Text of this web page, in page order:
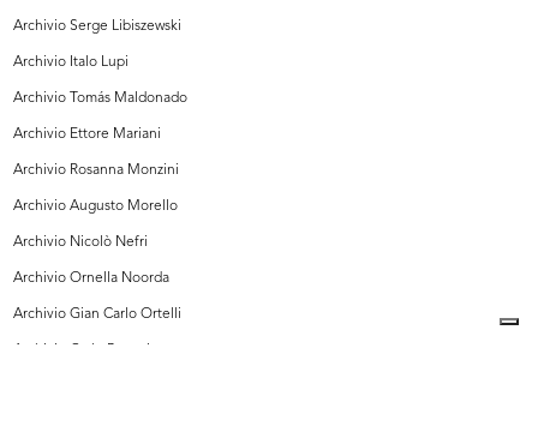
Archivio Serge Libiszewski
Archivio Italo Lupi
Archivio Tomás Maldonado
Archivio Ettore Mariani
Archivio Rosanna Monzini
Archivio Augusto Morello
Archivio Nicolò Nefri
Archivio Ornella Noorda
Archivio Gian Carlo Ortelli